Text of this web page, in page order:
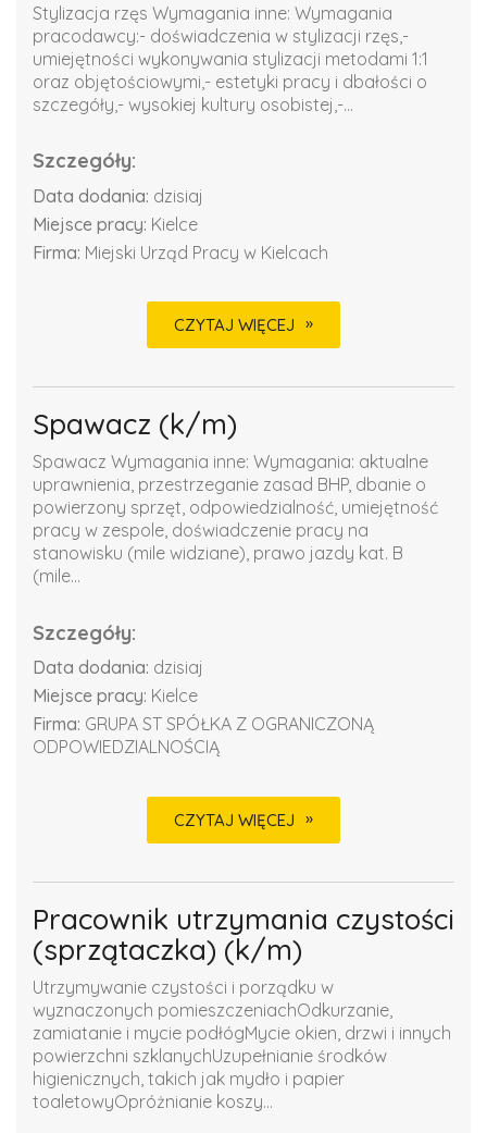
Stylizacja rzęs Wymagania inne: Wymagania
pracodawcy:- doświadczenia w stylizacji rzęs,-
umiejętności wykonywania stylizacji metodami 1:1
oraz objętościowymi,- estetyki pracy i dbałości o
szczegóły,- wysokiej kultury osobistej,-...
Szczegóły:
Data dodania: dzisiaj
Miejsce pracy: Kielce
Firma: Miejski Urząd Pracy w Kielcach
CZYTAJ WIĘCEJ
Spawacz (k/m)
Spawacz Wymagania inne: Wymagania: aktualne
uprawnienia, przestrzeganie zasad BHP, dbanie o
powierzony sprzęt, odpowiedzialność, umiejętność
pracy w zespole, doświadczenie pracy na
stanowisku (mile widziane), prawo jazdy kat. B
(mile...
Szczegóły:
Data dodania: dzisiaj
Miejsce pracy: Kielce
Firma: GRUPA ST SPÓŁKA Z OGRANICZONĄ
ODPOWIEDZIALNOŚCIĄ
CZYTAJ WIĘCEJ
Pracownik utrzymania czystości
(sprzątaczka) (k/m)
Utrzymywanie czystości i porządku w
wyznaczonych pomieszczeniachOdkurzanie,
zamiatanie i mycie podłógMycie okien, drzwi i innych
powierzchni szklanychUzupełnianie środków
higienicznych, takich jak mydło i papier
toaletowyOpróżnianie koszy...